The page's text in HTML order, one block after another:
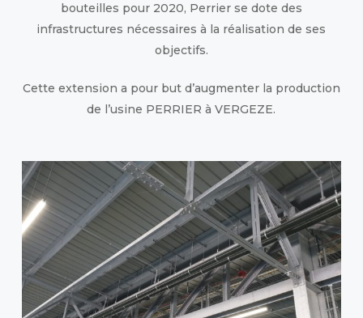
bouteilles pour 2020, Perrier se dote des
infrastructures nécessaires à la réalisation de ses
objectifs.
Cette extension a pour but d’augmenter la production
de l’usine PERRIER à VERGEZE.